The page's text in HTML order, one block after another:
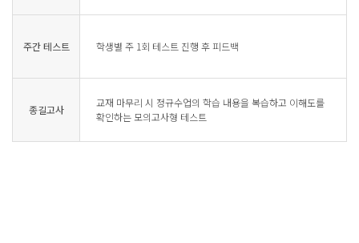
주간 테스트 학생별 주 1회 테스트 진행 후 피드백
종길고사
교재 마무리 시 정규수업의 학습 내용을 복습하고 이해도를
확인하는 모의고사형 테스트